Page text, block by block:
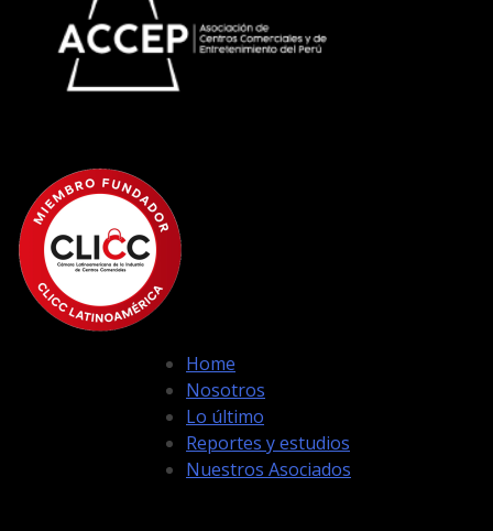
Home
Nosotros
Lo último
Reportes y estudios
Nuestros Asociados